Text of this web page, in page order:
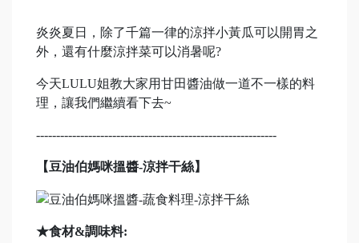
炎炎夏日，除了千篇一律的涼拌小黃瓜可以開胃之
外，還有什麼涼拌菜可以消暑呢?
今天LULU姐教大家用甘田醬油做一道不一樣的料
理，讓我們繼續看下去~
------------------------------------------------------------
【豆油伯媽咪搵醬-涼拌干絲】
★食材&調味料: